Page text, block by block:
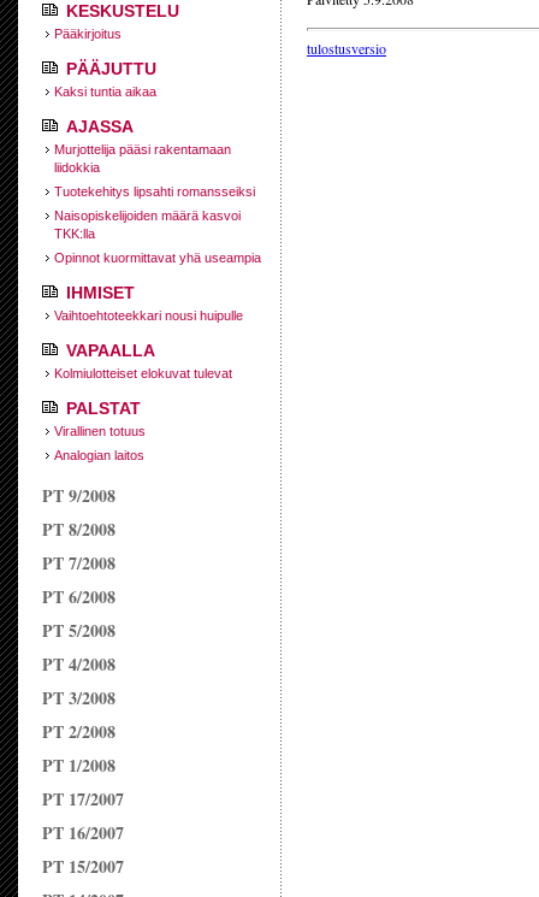
KESKUSTELU
Pääkirjoitus
PÄÄJUTTU
Kaksi tuntia aikaa
AJASSA
Murjottelija pääsi rakentamaan
liidokkia
Tuotekehitys lipsahti romansseiksi
Naisopiskelijoiden määrä kasvoi
TKK:lla
Opinnot kuormittavat yhä useampia
IHMISET
Vaihtoehtoteekkari nousi huipulle
VAPAALLA
Kolmiulotteiset elokuvat tulevat
PALSTAT
Virallinen totuus
Analogian laitos
PT 9/2008
PT 8/2008
PT 7/2008
PT 6/2008
PT 5/2008
PT 4/2008
PT 3/2008
PT 2/2008
PT 1/2008
PT 17/2007
PT 16/2007
PT 15/2007
tulostusversio